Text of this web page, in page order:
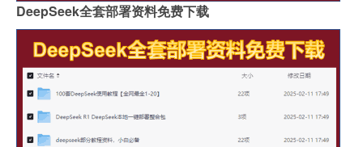
DeepSeek全套部署资料免费下载